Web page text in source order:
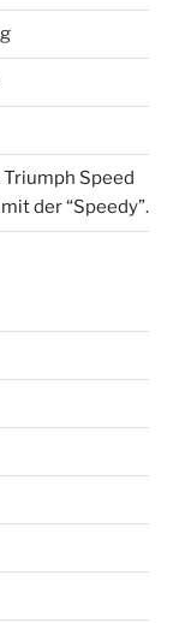
Speed
der “Speedy”.